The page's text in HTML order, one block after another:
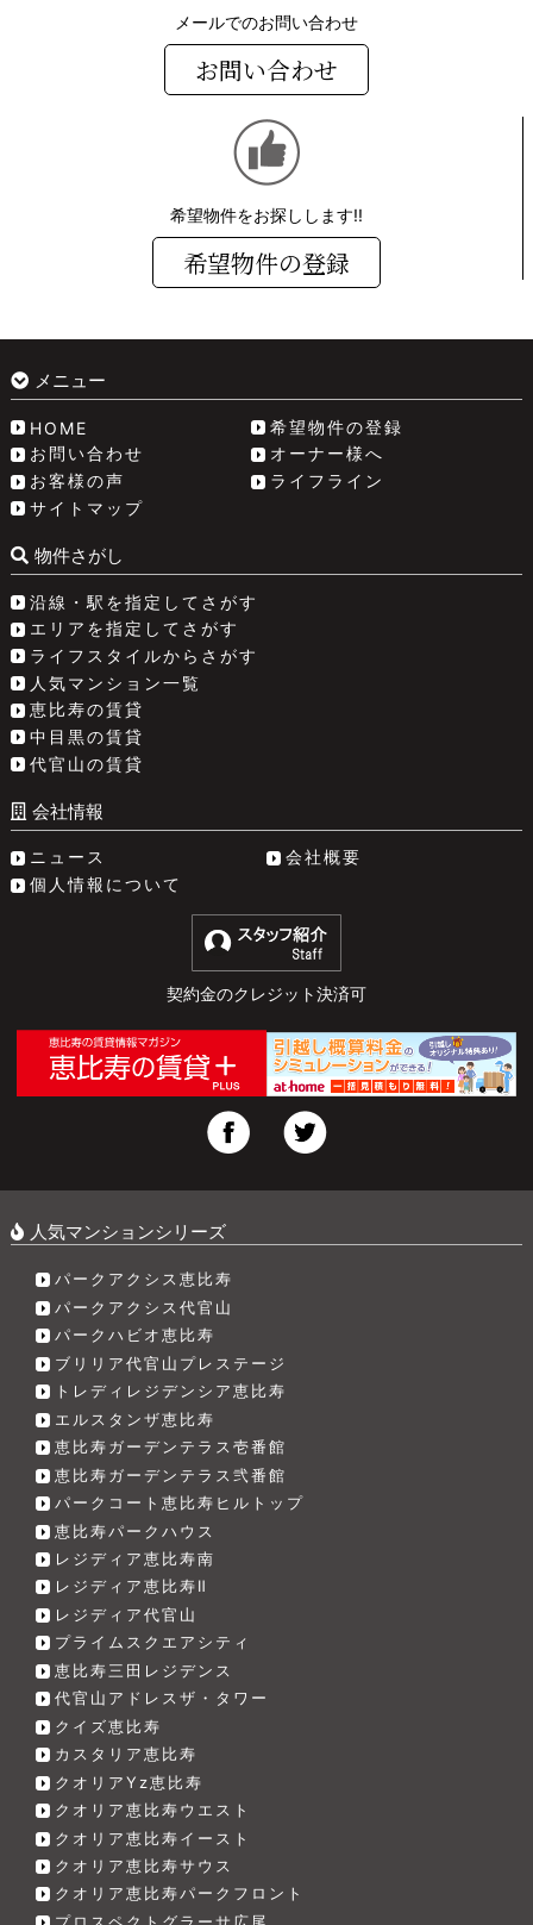
メールでのお問い合わせ
お問い合わせ
希望物件をお探しします!!
希望物件の登録
メニュー
HOME
希望物件の登録
お問い合わせ
オーナー様へ
お客様の声
ライフライン
サイトマップ
物件さがし
沿線・駅を指定してさがす
エリアを指定してさがす
ライフスタイルからさがす
人気マンション一覧
恵比寿の賃貸
中目黒の賃貸
代官山の賃貸
会社情報
ニュース
会社概要
個人情報について
契約金のクレジット決済可
人気マンションシリーズ
パークアクシス恵比寿
パークアクシス代官山
パークハビオ恵比寿
ブリリア代官山プレステージ
トレディレジデンシア恵比寿
エルスタンザ恵比寿
恵比寿ガーデンテラス壱番館
恵比寿ガーデンテラス弐番館
パークコート恵比寿ヒルトップ
恵比寿パークハウス
レジディア恵比寿南
レジディア恵比寿Ⅱ
レジディア代官山
プライムスクエアシティ
恵比寿三田レジデンス
代官山アドレスザ・タワー
クイズ恵比寿
カスタリア恵比寿
クオリアYz恵比寿
クオリア恵比寿ウエスト
クオリア恵比寿イースト
クオリア恵比寿サウス
クオリア恵比寿パークフロント